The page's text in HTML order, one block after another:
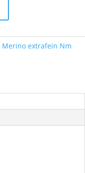
Merino extrafein Nm